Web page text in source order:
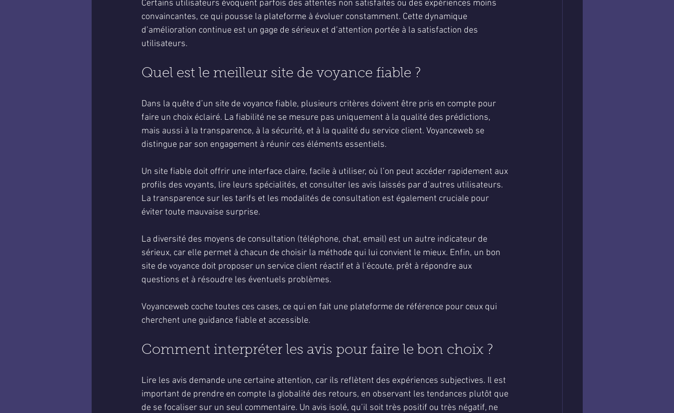
Certains utilisateurs évoquent parfois des attentes non satisfaites ou des expériences moins
convaincantes, ce qui pousse la plateforme à évoluer constamment. Cette dynamique
d’amélioration continue est un gage de sérieux et d’attention portée à la satisfaction des
utilisateurs.
Quel est le meilleur site de voyance fiable ?
Dans la quête d’un site de voyance fiable, plusieurs critères doivent être pris en compte pour
faire un choix éclairé. La fiabilité ne se mesure pas uniquement à la qualité des prédictions,
mais aussi à la transparence, à la sécurité, et à la qualité du service client. Voyanceweb se
distingue par son engagement à réunir ces éléments essentiels.
Un site fiable doit offrir une interface claire, facile à utiliser, où l’on peut accéder rapidement aux
profils des voyants, lire leurs spécialités, et consulter les avis laissés par d’autres utilisateurs.
La transparence sur les tarifs et les modalités de consultation est également cruciale pour
éviter toute mauvaise surprise.
La diversité des moyens de consultation (téléphone, chat, email) est un autre indicateur de
sérieux, car elle permet à chacun de choisir la méthode qui lui convient le mieux. Enfin, un bon
site de voyance doit proposer un service client réactif et à l’écoute, prêt à répondre aux
questions et à résoudre les éventuels problèmes.
Voyanceweb coche toutes ces cases, ce qui en fait une plateforme de référence pour ceux qui
cherchent une guidance fiable et accessible.
Comment interpréter les avis pour faire le bon choix ?
Lire les avis demande une certaine attention, car ils reflètent des expériences subjectives. Il est
important de prendre en compte la globalité des retours, en observant les tendances plutôt que
de se focaliser sur un seul commentaire. Un avis isolé, qu’il soit très positif ou très négatif, ne